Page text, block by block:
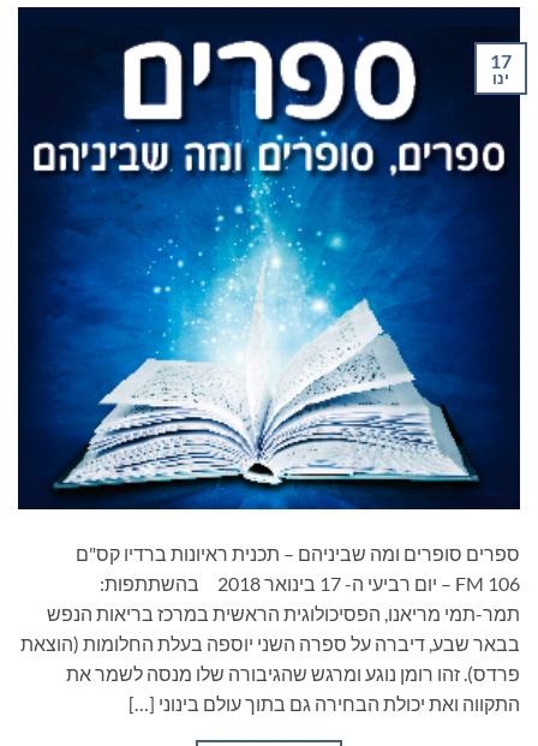
17
ינו
ספרים סופרים ומה שביניהם – תכנית ראיונות ברדיו קס"ם
106 FM – יום רביעי ה- 17 בינואר 2018 בהשתתפות:
תמר-תמי מריאנו, הפסיכולוגית הראשית במרכז בריאות הנפש
בבאר שבע, דיברה על ספרה השני יוספה בעלת החלומות (הוצאת
פרדס). זהו רומן נוגע ומרגש שהגיבורה שלו מנסה לשמר את
התקווה ואת יכולת הבחירה גם בתוך עולם בינוני […]